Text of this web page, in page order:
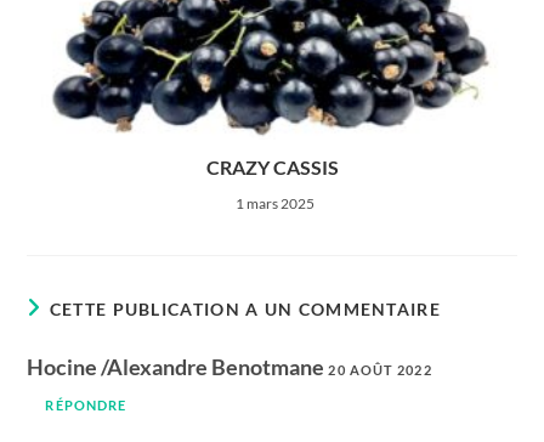
CRAZY CASSIS
1 mars 2025
CETTE PUBLICATION A UN COMMENTAIRE
Hocine /Alexandre Benotmane20 AOÛT 2022
RÉPONDRE